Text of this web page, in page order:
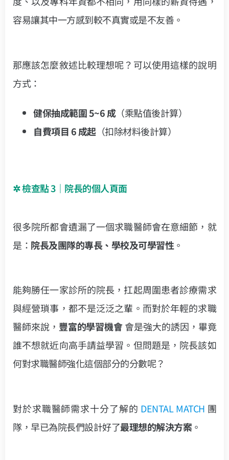
容易讓其中一方感到較不真實或是不友善。
那應該怎麼敘述比較理想呢？可以使用這樣的說明
方式：
健保抽成範圍 5~6 成（乘點值後計算）
自費項目 6 成起（扣除材料後計算）
✲檢查點3｜ 院長的個人頁面
很多院所都會遺漏了一個求職醫師會在意細節，就
是： 院長及團隊的專長、學校及可學習性 。
能夠勝任一家診所的院長，扛起周圍患者診療需求
與經營瑣事，都不是泛泛之輩。而對於年輕的求職
醫師來說， 豐富的學習機會會是強大的誘因，畢竟
誰不想就近向高手請益學習。但問題是，院長該如
何對求職醫師強化這個部分的分數呢？
對於求職醫師需求十分了解的 DENTAL MATCH 團
隊，早已為院長們設計好了最理想的解決方案。